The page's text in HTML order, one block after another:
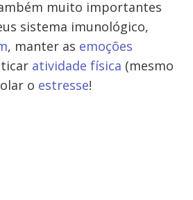
muito importantes
sistema imunológico,
, manter as emoções
atividade física (mesmo
o estresse!